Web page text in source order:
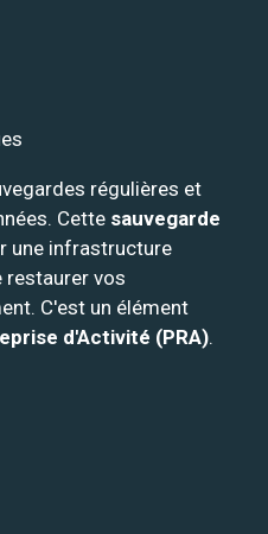
régulières et
Cette sauvegarde
une infrastructure
restaurer vos
C'est un élément
d'Activité (PRA).